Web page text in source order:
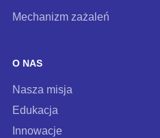
Mechanizm zażaleń
O NAS
Nasza misja
Edukacja
Innowacje